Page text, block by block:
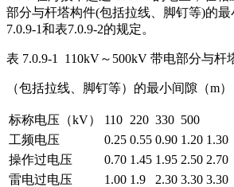
部分与杆塔构件(包括拉线、脚钉等)的
7.0.9-1和表7.0.9-2的规定。
表 7.0.9-1 110kV～500kV 带电部分与杆
（包括拉线、脚钉等）的最小间隙（m）
标称电压（kV） 110 220 330 500
工频电压
0.25 0.55 0.90 1.20 1.30
操作过电压
0.70 1.45 1.95 2.50 2.70
雷电过电压
1.00 1.9 2.30 3.30 3.30